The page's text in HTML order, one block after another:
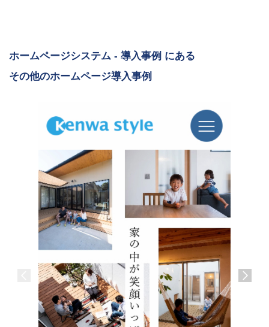
ホームページシステム - 導入事例 にある
その他のホームページ導入事例